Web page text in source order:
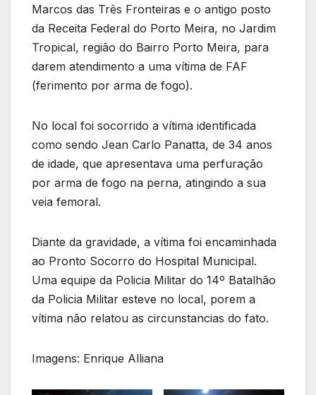
Marcos das Três Fronteiras e o antigo posto
da Receita Federal do Porto Meira, no Jardim
Tropical, região do Bairro Porto Meira, para
darem atendimento a uma vítima de FAF
(ferimento por arma de fogo).
No local foi socorrido a vítima identificada
como sendo Jean Carlo Panatta, de 34 anos
de idade, que apresentava uma perfuração
por arma de fogo na perna, atingindo a sua
veia femoral.
Diante da gravidade, a vítima foi encaminhada
ao Pronto Socorro do Hospital Municipal.
Uma equipe da Policia Militar do 14º Batalhão
da Policia Militar esteve no local, porem a
vítima não relatou as circunstancias do fato.
Imagens: Enrique Alliana